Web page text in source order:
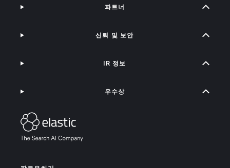
파트너
신뢰 및 보안
IR 정보
우수상